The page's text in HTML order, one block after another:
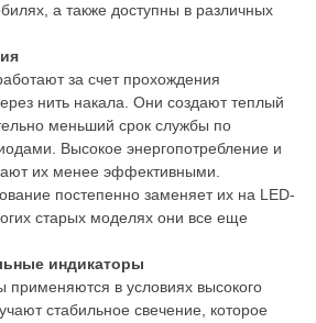
а также доступны в различных
за счет прохождения
нить накала. Они создают теплый
меньший срок службы по
Высокое энергопотребление и
их менее эффективными.
постепенно заменяет их на LED-
старых моделях они все еще
индикаторы
применяются в условиях высокого
стабильное свечение, которое